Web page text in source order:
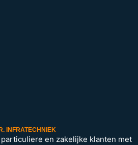
INFRATECHNIEK
en zakelijke klanten met